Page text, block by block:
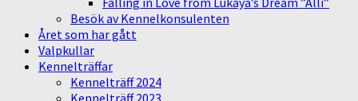
Besök av Kennelkonsulenten
Året som har gått
Valpkullar
Kennelträffar
Kennelträff 2024
Kennelträff 2023